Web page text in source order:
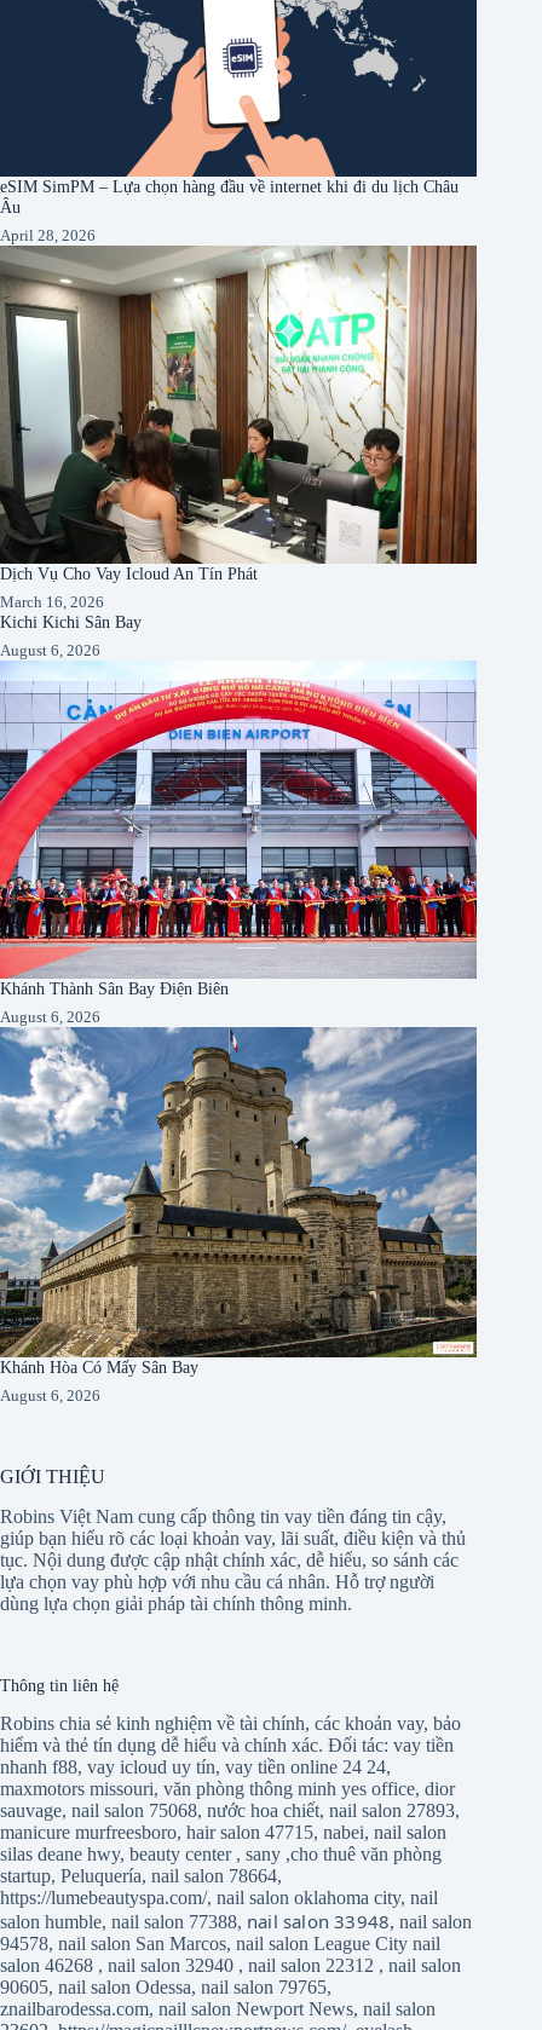
eSIM SimPM – Lựa chọn hàng đầu về internet khi đi du lịch Châu
Âu
April 28, 2026
Dịch Vụ Cho Vay Icloud An Tín Phát
March 16, 2026
Kichi Kichi Sân Bay
August 6, 2026
Khánh Thành Sân Bay Điện Biên
August 6, 2026
Khánh Hòa Có Mấy Sân Bay
August 6, 2026
GIỚI THIỆU
Robins Việt Nam cung cấp thông tin vay tiền đáng tin cậy,
giúp bạn hiểu rõ các loại khoản vay, lãi suất, điều kiện và thủ
tục. Nội dung được cập nhật chính xác, dễ hiểu, so sánh các
lựa chọn vay phù hợp với nhu cầu cá nhân. Hỗ trợ người
dùng lựa chọn giải pháp tài chính thông minh.
Thông tin liên hệ
Robins chia sẻ kinh nghiệm về tài chính, các khoản vay, bảo
hiểm và thẻ tín dụng dễ hiểu và chính xác. Đối tác: vay tiền
nhanh f88, vay icloud uy tín, vay tiền online 24 24,
maxmotors missouri, văn phòng thông minh yes office, dior
sauvage, nail salon 75068, nước hoa chiết, nail salon 27893,
manicure murfreesboro, hair salon 47715, nabei, nail salon
silas deane hwy, beauty center, sany ,cho thuê văn phòng
startup, Peluquería, nail salon 78664,
https://lumebeautyspa.com/, nail salon oklahoma city, nail
salon humble, nail salon 77388, nail salon 33948,nail salon
94578, nail salon San Marcos, nail salon League City nail
salon 46268 , nail salon 32940 , nail salon 22312 , nail salon
90605, nail salon Odessa, nail salon 79765,
znailbarodessa.com, nail salon Newport News, nail salon